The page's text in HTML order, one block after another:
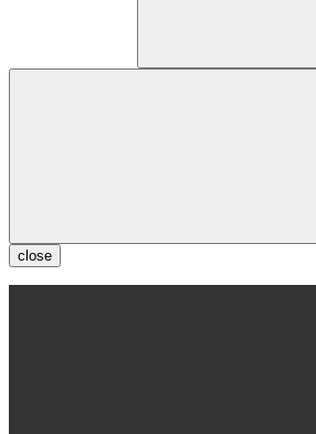
close